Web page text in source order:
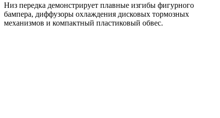
Низ передка демонстрирует плавные изгибы фигурного
бампера, диффузоры охлаждения дисковых тормозных
механизмов и компактный пластиковый обвес.